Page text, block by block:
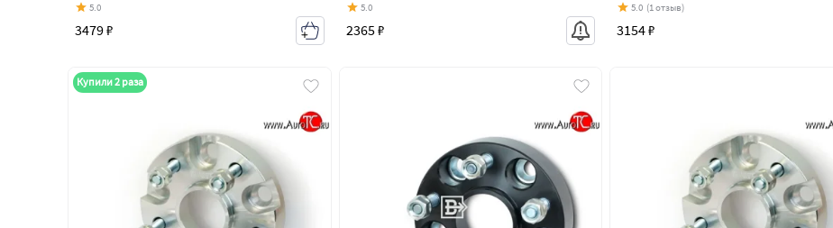
5.0
3479 ₽
5.0
2365 ₽
5.0 (1 отзыв)
3154 ₽
Купили 2 раза